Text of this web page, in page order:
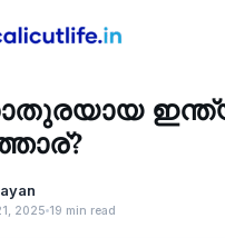
2025 19 min read